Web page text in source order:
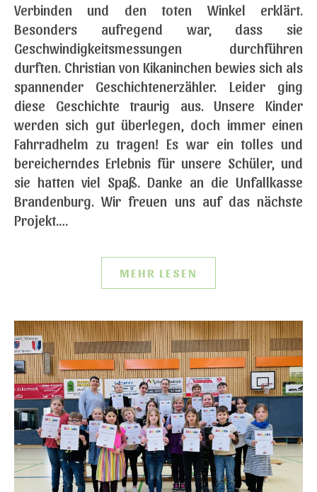
Verbinden und den toten Winkel erklärt.
Besonders aufregend war, dass sie
Geschwindigkeitsmessungen durchführen
durften. Christian von Kikaninchen bewies sich als
spannender Geschichtenerzähler. Leider ging
diese Geschichte traurig aus. Unsere Kinder
werden sich gut überlegen, doch immer einen
Fahrradhelm zu tragen! Es war ein tolles und
bereicherndes Erlebnis für unsere Schüler, und
sie hatten viel Spaß. Danke an die Unfallkasse
Brandenburg. Wir freuen uns auf das nächste
Projekt.…
MEHR LESEN